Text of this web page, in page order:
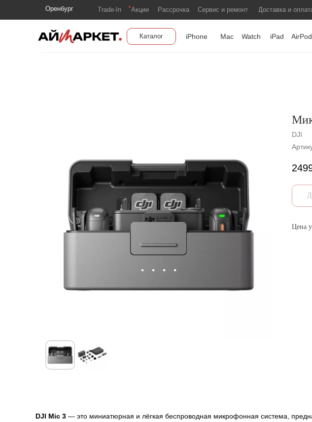
Оренбург Доставка и
Сервис и ремонт
Рассрочка
Trade-In Акции
Каталог iPad
Watch
Mac
iPhone
DJI
Цена
DJI Mic 3 — это миниатюрная и лёгкая беспроводная микрофонная система,